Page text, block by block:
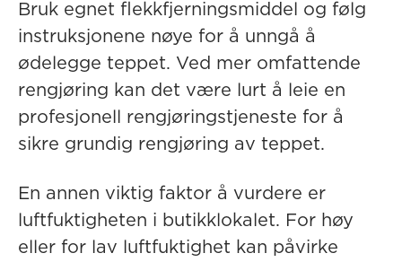
Bruk egnet flekkfjerningsmiddel og følg
instruksjonene nøye for å unngå å
ødelegge teppet. Ved mer omfattende
rengjøring kan det være lurt å leie en
profesjonell rengjøringstjeneste for å
sikre grundig rengjøring av teppet.
En annen viktig faktor å vurdere er
luftfuktigheten i butikklokalet. For høy
eller for lav luftfuktighet kan påvirke